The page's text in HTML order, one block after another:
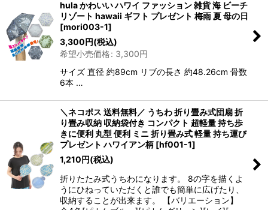
並び順:
絞り込む
hula かわいい ハワイ ファッション 雑貨 海 ビーチ
リゾート hawaii ギフト プレゼント 梅雨 夏 母の日
[mori003-1]
3,300円(税込)
希望小売価格: 3,300円
サイズ 直径 約89cm リブの長さ 約48.26cm 骨数
6本 …
＼ネコポス 送料無料／ うちわ 折り畳み式団扇 折
り畳み収納 収納袋付き コンパクト 超軽量 持ち歩
きに便利 丸型 便利 ミニ 折り畳み式 軽量 持ち運び
プレゼント ハワイアン柄 [hf001-1]
1,210円(税込)
折りたたみ式うちわになります。 8の字を描くよ
うにひねっていただくと誰でも簡単に広げたり、
収納することが出来ます。 【バリエーション】